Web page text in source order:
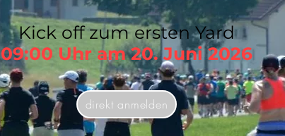
Kick off zum ersten Yard
09:00 Uhr am 20. Juni 2026
direkt anmelden